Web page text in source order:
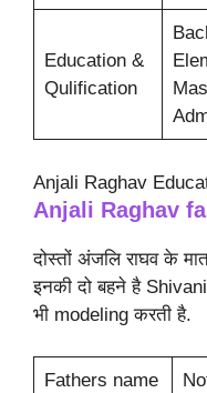
Education &
Qulification
Anjali Raghav
Anjali Raghav
दोस्तों अंजलि राघव के
इनकी दो बहने है
भी modeling करती है.
Fathers name